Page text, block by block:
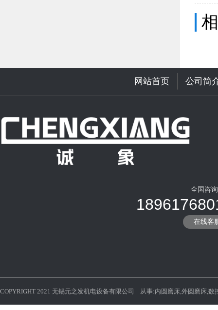
网站首页 公司简
全国咨
在线客
COPYRIGHT 2021 无锡元之发机电设备有限公司 从事:内圆磨床,外圆磨床,数